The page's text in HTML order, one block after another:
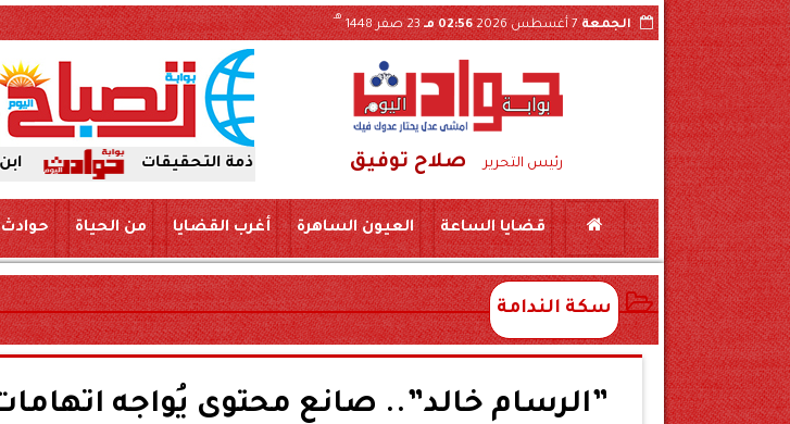
الجمعة7 أغسطس 2026 02:56 مـ 23 صفر 1448
هـ
رئيس التحرير صلاح توفيق ابن يذبح على ذمة التحقيقات
قضايا الساعة العيون الساهرة أغرب القضايا من الحياة
سكة الندامة
”الرسام خالد”.. صانع محتوى يُواجه